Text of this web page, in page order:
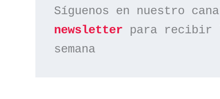
Síguenos en nuestro
newsletter para recibir
semana